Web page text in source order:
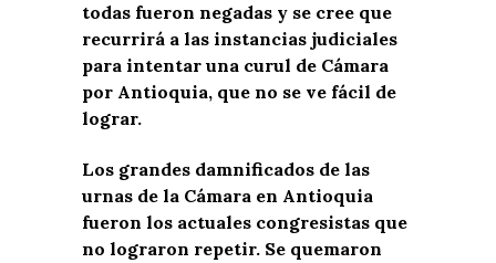
todas fueron negadas y se cree que
recurrirá a las instancias judiciales
para intentar una curul de Cámara
por Antioquia, que no se ve fácil de
lograr.
Los grandes damnificados de las
urnas de la Cámara en Antioquia
fueron los actuales congresistas que
no lograron repetir. Se quemaron